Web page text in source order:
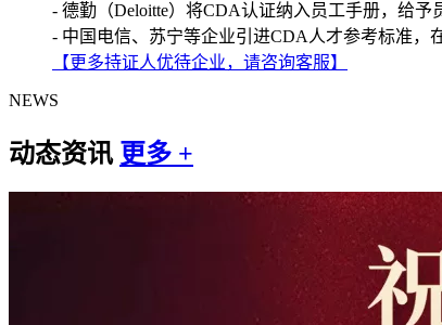
- 德勤（Deloitte）将CDA认证纳入员工手册，给予
- 中国电信、苏宁等企业引进CDA人才参考标准，
【更多持证人优待企业，请咨询客服】
NEWS
动态资讯 更多 +